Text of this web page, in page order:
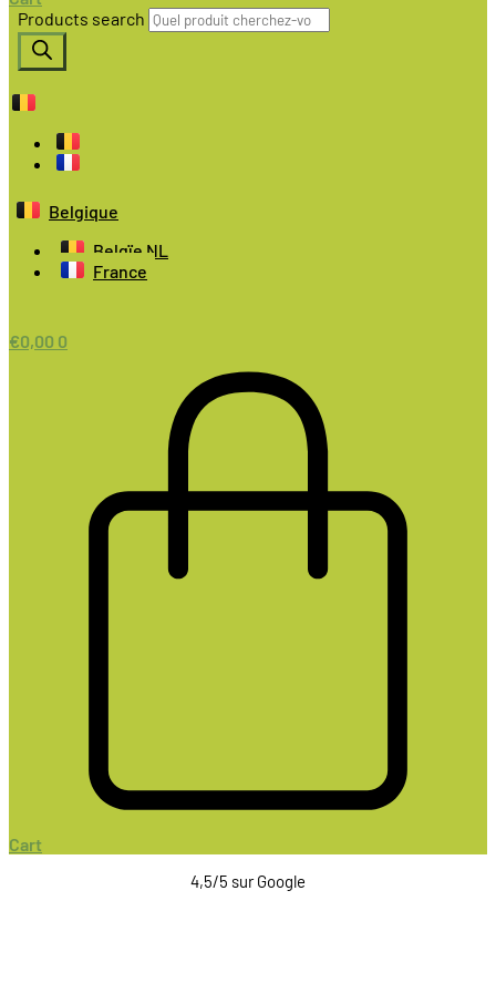
Products search
Belgique
Belgïe NL
France
€0,00 0
Cart
4,5/5 sur Google